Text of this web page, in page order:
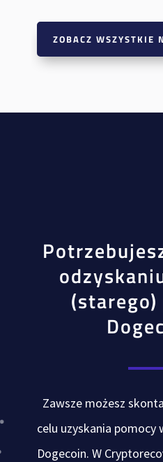
ZOBACZ WSZYSTKIE
Zawsze możesz
celu uzyskania
Dogecoin. W